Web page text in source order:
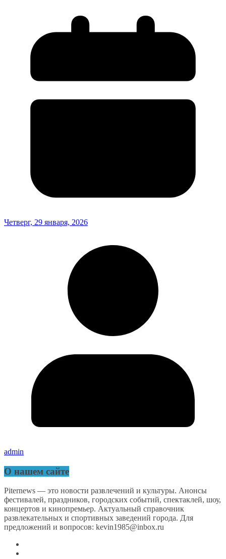
Четверг, 29 января, 2026
admin
О нашем сайте
Piternews — это новости развлечений и культуры. Анонсы
фестивалей, праздников, городских событий, спектаклей, шоу,
концертов и кинопремьер. Актуальный справочник
развлекательных и спортивных заведений города. Для
предложений и вопросов: kevin1985@inbox.ru